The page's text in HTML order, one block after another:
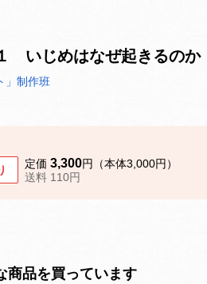
いじめはなぜ起きるのか
」制作班
定価 3,300円（本体3,000円）
送料 110円
商品を買っています